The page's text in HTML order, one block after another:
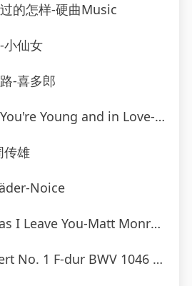
的怎样-硬曲Music
小仙女
-喜多郎
Young and in Love-John Alford
传雄
Noice
You-Matt Monro_20260805_113816
- Allegro-Karl Richter、The Munich Philharmonic Orchestra